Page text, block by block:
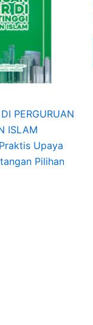
PERGURUAN
ISLAM
Upaya
Pilihan